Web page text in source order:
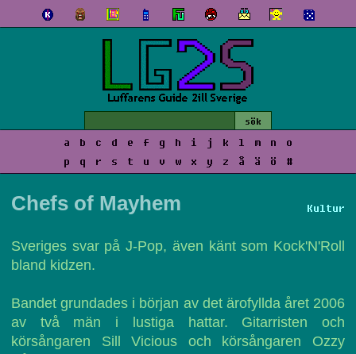
a b c d e f g h i j k l m n
o
p
q r s t u v w x y z å ä ö #
Kultur
Chefs of Mayhem
Sveriges svar på J-Pop, även känt som Kock'N'Roll
bland kidzen.
Bandet grundades i början av det ärofyllda året 2006
av två män i lustiga hattar. Gitarristen och
körsångaren Sill Vicious och körsångaren Ozzy